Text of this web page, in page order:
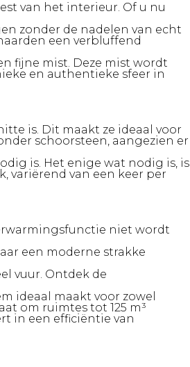
van het interieur. Of u nu
zonder de nadelen van echt
een verbluffend
fijne mist. Deze mist wordt
en authentieke sfeer in
is. Dit maakt ze ideaal voor
schoorsteen, aangezien er
is. Het enige wat nodig is, is
variërend van een keer per
niet wordt
een moderne strakke
vuur. Ontdek de
ideaal maakt voor zowel
om ruimtes tot 125 m³
in een efficiëntie van